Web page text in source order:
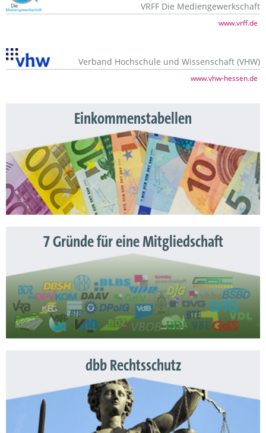
VRFF Die Mediengewerkschaft
www.vrff.de
Verband Hochschule und Wissenschaft (VHW)
www.vhw-hessen.de
Einkommenstabellen
7 Gründe für eine Mitgliedschaft
dbb Rechtsschutz